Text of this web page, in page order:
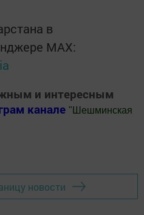
в
MАХ:
и интересным
канале " Шешминская
новости